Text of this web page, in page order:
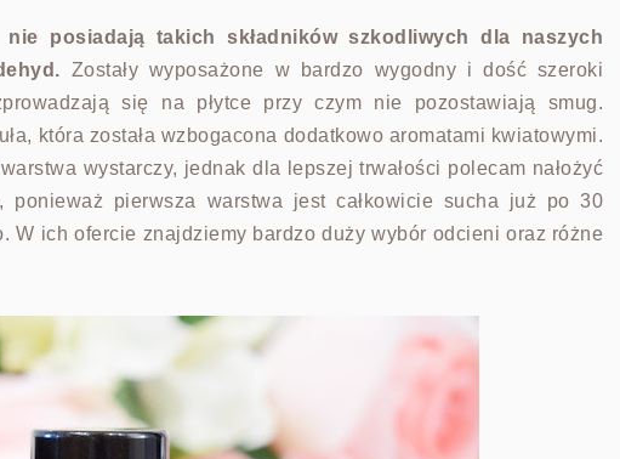
nie posiadają takich składników szkodliwych dla naszych
Zostały wyposażone w bardzo wygodny i dość szeroki
się na płytce przy czym nie pozostawiają smug.
która została wzbogacona dodatkowo aromatami kwiatowymi.
wystarczy, jednak dla lepszej trwałości polecam nałożyć
ponieważ pierwsza warstwa jest całkowicie sucha już po 30
W ich ofercie znajdziemy bardzo duży wybór odcieni oraz różne